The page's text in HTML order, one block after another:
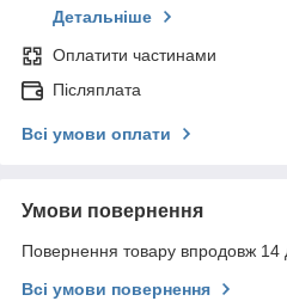
Детальніше
Оплатити частинами
Післяплата
Всі умови оплати
Умови повернення
Повернення товару впродовж 14
Всі умови повернення